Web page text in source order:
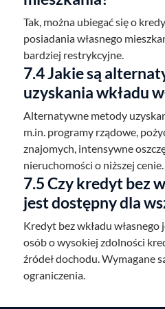
Tak, można ubiegać się o
posiadania własnego
bardziej restrykcyjne.
7.4 Jakie są
uzyskania wkładu
Alternatywne metody
m.in. programy rządowe,
znajomych, intensywne
nieruchomości o niższej cenie.
7.5 Czy kredyt bez
jest dostępny dla
Kredyt bez wkładu
osób o wysokiej zdolności
źródeł dochodu. Wymagane
ograniczenia.